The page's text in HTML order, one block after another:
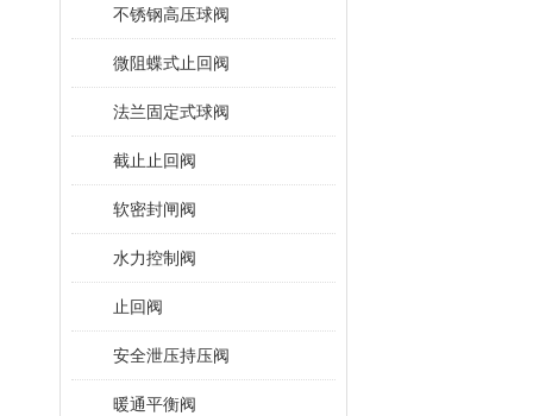
不锈钢高压球阀
微阻蝶式止回阀
法兰固定式球阀
截止止回阀
软密封闸阀
水力控制阀
止回阀
安全泄压持压阀
暖通平衡阀